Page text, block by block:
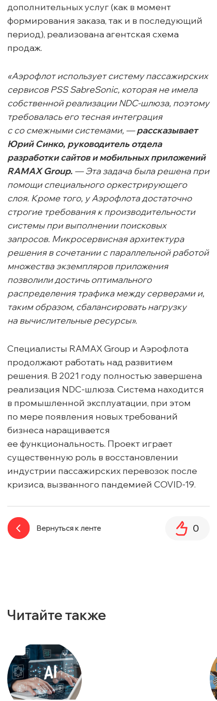
дополнительных услуг (как в момент
формирования заказа, так и в последующий
период), реализована агентская схема
продаж.
«Аэрофлот использует систему пассажирских
сервисов PSS SabreSonic, которая не имела
собственной реализацииNDC-шлюза, поэтому
требовалась его тесная интеграция
с со смежными системами, —рассказывает
Юрий Синко, руководитель отдела
разработки сайтов и мобильных приложений
RAMAX Group. — Эта задача была решена при
помощи специального оркестрирующего
слоя. Кроме того, у Аэрофлота достаточно
строгие требования к производительности
системы при выполнении поисковых
запросов. Микросервисная архитектура
решения в сочетании с параллельной работой
множества экземпляров приложения
позволили достичь оптимального
распределения трафика между серверами и,
таким образом, сбалансировать нагрузку
на вычислительные ресурсы».
Специалисты RAMAX Group и Аэрофлота
продолжают работать над развитием
решения. В 2021 году полностью завершена
реализация NDC-шлюза. Система находится
в промышленной эксплуатации, при этом
по мере появления новых требований
бизнеса наращивается
ее функциональность. Проект играет
существенную роль в восстановлении
индустрии пассажирских перевозок после
кризиса, вызванного пандемией COVID-19.
Вернуться к ленте 0
Читайте также